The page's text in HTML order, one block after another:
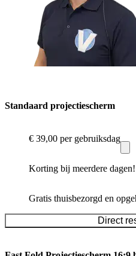
Standaard projectiescherm
€ 39,00 per gebruiksdag
Korting bij meerdere dagen!
Gratis thuisbezorgd en
Direct